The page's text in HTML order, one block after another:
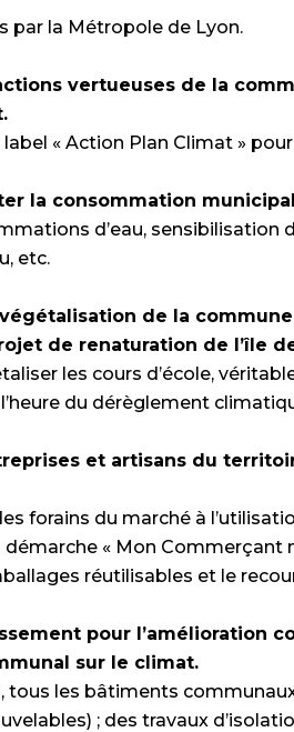
par la Métropole de Lyon.
vertueuses de la
label « Action Plan Climat »
la consommation
d’eau,
etc.
de la
de renaturation de l’île
les cours d’école,
du dérèglement
et artisans du
forains du marché à
« Mon Commerçant
réutilisables et le
pour l’amélioration
sur le climat.
tous les bâtiments
; des travaux